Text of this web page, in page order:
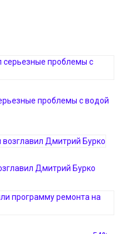
проблемы с водой
Дмитрий Бурко